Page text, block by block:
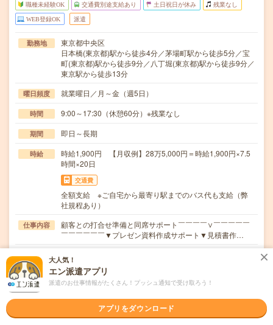
職種未経験OK 交通費別途支給あり 土日祝日が休み 残業なし
WEB登録OK 派遣
勤務地
東京都中央区
日本橋(東京都)駅から徒歩4分／茅場町駅から徒歩5分／宝
町(東京都)駅から徒歩9分／八丁堀(東京都)駅から徒歩9分／
東京駅から徒歩13分
曜日頻度 就業曜日／月～金（週5日）
時間 9:00～17:30（休憩60分）※残業なし
期間 即日～長期
時給
時給1,900円 【月収例】28万5,000円＝時給1,900円×7.5
時間×20日
交通費
全額支給 ※ご自宅から最寄り駅までのバス代も支給（弊
社規程あり）
仕事内容
顧客との打合せ準備と同席サポート￣￣￣￣∨￣￣￣￣￣
￣￣￣￣￣￣▼プレゼン資料作成サポート▼見積書作…
応募資格
■なんらかの接客経験をお持ちの方■＜PC＞商談に同席し
メモ入力ができる方
職場の雰囲気
大人気！
エン派遣アプリ
派遣のお仕事情報がたくさん！プッシュ通知で受け取ろう！
アプリをダウンロード